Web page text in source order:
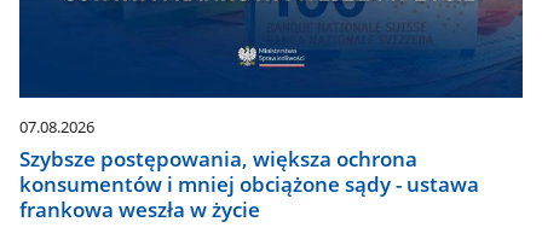
07.08.2026
Szybsze postępowania, większa ochrona
konsumentów i mniej obciążone sądy - ustawa
frankowa weszła w życie